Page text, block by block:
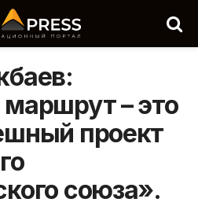
– это
проект
союза».